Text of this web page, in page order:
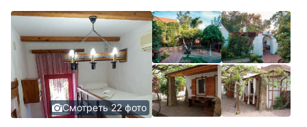
Смотреть 22 фото